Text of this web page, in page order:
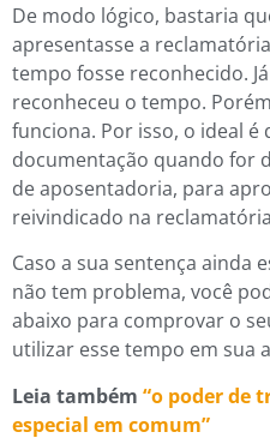
De modo lógico, bastaria
apresentasse a
tempo fosse reconhecido.
reconheceu o tempo.
funciona. Por isso, o ideal é
documentação quando for
de aposentadoria, para
reivindicado na
Caso a sua sentença ainda
não tem problema, você
abaixo para comprovar o
utilizar esse tempo em sua
Leia também “o poder de
especial em comum”